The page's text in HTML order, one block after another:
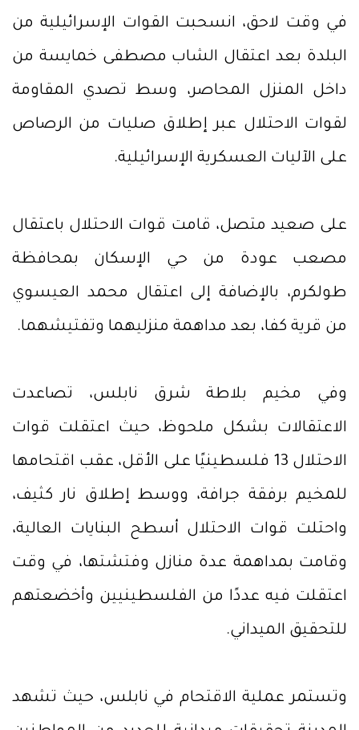
في وقت لاحق، انسحبت القوات الإسرائيلية من
البلدة بعد اعتقال الشاب مصطفى خمايسة من
داخل المنزل المحاصر، وسط تصدي المقاومة
لقوات الاحتلال عبر إطلاق صليات من الرصاص
على الآليات العسكرية الإسرائيلية.
على صعيد متصل، قامت قوات الاحتلال باعتقال
مصعب عودة من حي الإسكان بمحافظة
طولكرم، بالإضافة إلى اعتقال محمد العيسوي
من قرية كفا، بعد مداهمة منزليهما وتفتيشهما.
وفي مخيم بلاطة شرق نابلس، تصاعدت
الاعتقالات بشكل ملحوظ، حيث اعتقلت قوات
الاحتلال 13 فلسطينيًا على الأقل، عقب اقتحامها
للمخيم برفقة جرافة، ووسط إطلاق نار كثيف،
واحتلت قوات الاحتلال أسطح البنايات العالية،
وقامت بمداهمة عدة منازل وفتشتها، في وقت
اعتقلت فيه عددًا من الفلسطينيين وأخضعتهم
للتحقيق الميداني.
وتستمر عملية الاقتحام في نابلس، حيث تشهد